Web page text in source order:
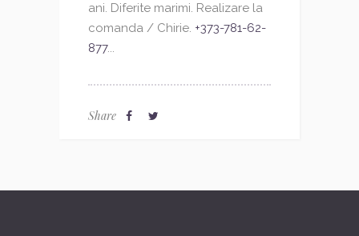
ani. Diferite marimi. Realizare la
comanda / Chirie. +373-781-62-
877...
Share